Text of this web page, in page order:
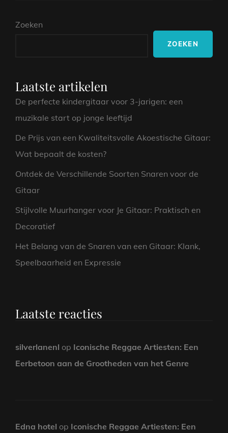
REVOLUTIE
Zoeken
ZOEKEN
Laatste artikelen
De perfecte kindergitaar voor 3-jarigen: een
muzikale start op jonge leeftijd
De Prijs van een Kwaliteitsvolle Akoestische Gitaar:
Wat bepaalt de kosten?
Ontdek de Verschillende Soorten Snaren voor de
Gitaar
Stijlvolle Muurhanger voor Je Gitaar: Praktisch en
Decoratief
Het Belang van de Snaren van een Gitaar: Klank,
Speelbaarheid en Expressie
Laatste reacties
silverlanenl op Iconische Reggae Artiesten: Een
Eerbetoon aan de Grootheden van het Genre
Edna hotel op Iconische Reggae Artiesten: Een